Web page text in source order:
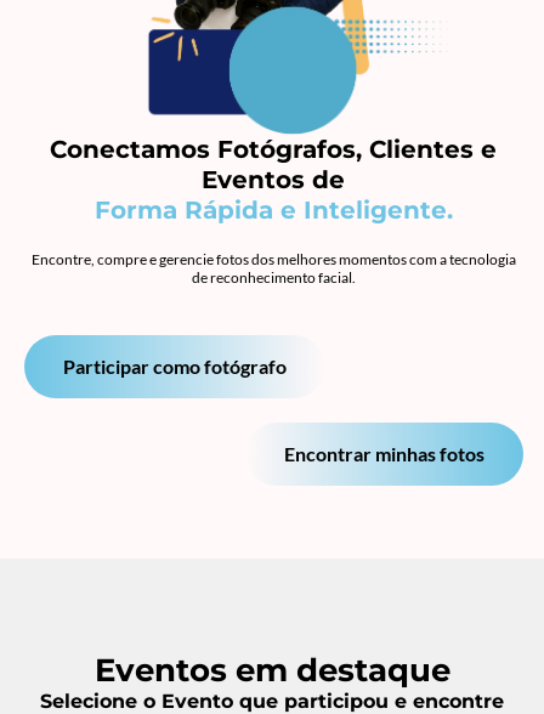
Conectamos Fotógrafos, Clientes e
Eventos de
Forma Rápida e Inteligente.
Encontre, compre e gerencie fotos dos melhores momentos com a tecnologia
de reconhecimento facial.
Participar como fotógrafo
Encontrar minhas fotos
Eventos em destaque
Selecione o Evento que participou e encontre